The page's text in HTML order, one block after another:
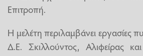
Επιτροπή.
Η μελέτη περιλαμβάνει εργασίες
Δ.Ε. Σκιλλούντος, Αλιφείρας